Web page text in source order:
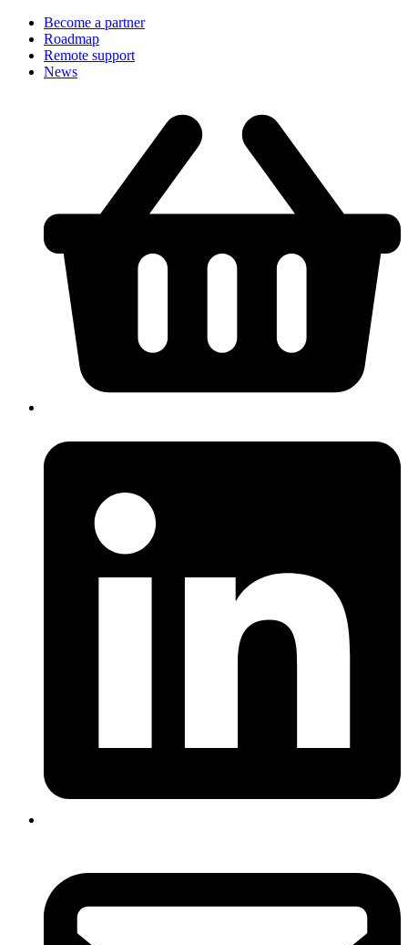
Become a partner
Roadmap
Remote support
News